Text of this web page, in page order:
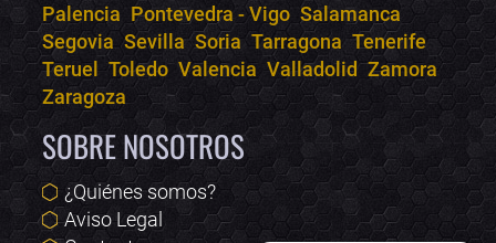
Palencia Pontevedra - Vigo Salamanca
Segovia Sevilla Soria Tarragona Tenerife
Teruel
Toledo Valencia Valladolid Zamora
Zaragoza
SOBRE NOSOTROS
¿Quiénes somos?
Aviso Legal